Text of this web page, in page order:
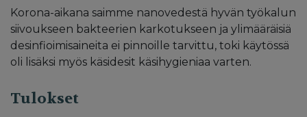
Korona-aikana saimme nanovedestä hyvän työkalun
siivoukseen bakteerien karkotukseen ja ylimääräisiä
desinfioimisaineita ei pinnoille tarvittu, toki käytössä
oli lisäksi myös käsidesit käsihygieniaa varten.
Tulokset